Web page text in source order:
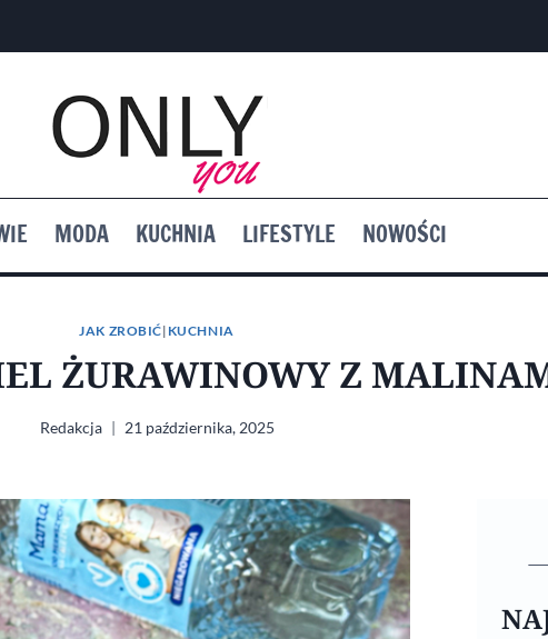
MODA KUCHNIA LIFESTYLE NOWOŚCI
JAK ZROBIĆ| KUCHNIA
ŻURAWINOWY Z
Redakcja 21 października, 2025